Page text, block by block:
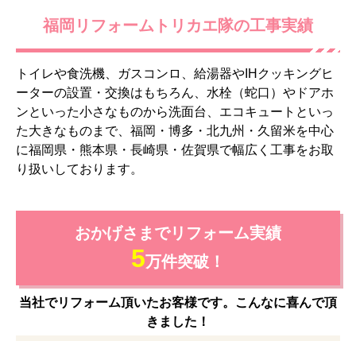
福岡リフォームトリカエ隊の工事実績
トイレや食洗機、ガスコンロ、給湯器やIHクッキングヒ
ーターの設置・交換はもちろん、水栓（蛇口）やドアホ
ンといった小さなものから洗面台、エコキュートといっ
た大きなものまで、福岡・博多・北九州・久留米を中心
に福岡県・熊本県・長崎県・佐賀県で幅広く工事をお取
り扱いしております。
おかげさまでリフォーム実績
5万件突破！
当社でリフォーム頂いたお客様です。こんなに喜んで頂
きました！